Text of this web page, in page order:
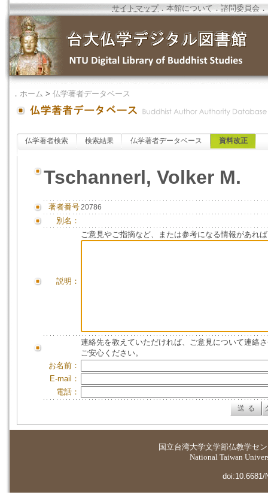
サイトマップ．本館について ．諮問委員会 ．
． ホーム > 仏学著者データベース
仏学著者検索 検索結果 仏学著者データベース 資料改正
Tschannerl, Volker M.
著者番号20786
別名：
説明：
ご意見やご指摘など、または参考になる情報があれ
連絡先を教えていただければ、ご意見について連絡
ご安心ください。
お名前：
E-mail：
電話：
国立台湾大学文学部仏教学セ
National Taiwan
doi:10.6681/